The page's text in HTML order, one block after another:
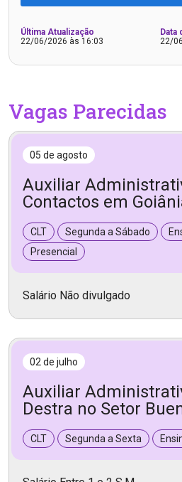
Última Atualização
22/06/2026 às 16:03
Data
22/
Vagas Parecidas
05 de agosto
Auxiliar
Contactos em
CLT Segunda a Sábado
Presencial
Salário Não divulgado
02 de julho
Auxiliar
Destra no Setor
CLT Segunda a Sexta